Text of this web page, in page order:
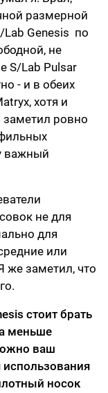
размерной
Lab Genesis по
не
S/Lab Pulsar
- и в обеих
хотя и
заметил ровно
важный
не для
для
или
же заметил, что
стоит брать
меньше
ваш
носок